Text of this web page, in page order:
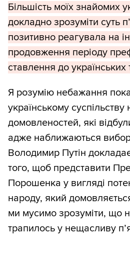
Більшість моїх знайомих
докладно зрозуміти суть
позитивно реагувала на
продовження періоду
ставлення до українських
Я розумію небажання
українському суспільству
домовленостей, які
адже наближаються
Володимир Путін
того, щоб представити
Порошенка у вигляді
народу, який
ми мусимо зрозуміти, що
трапилось у нещасливу